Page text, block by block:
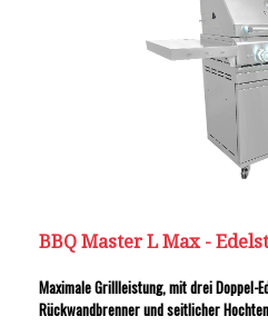
BBQ Master L Max -
Maximale Grillleistung, mit drei Doppel-
Rückwandbrenner und seitlicher